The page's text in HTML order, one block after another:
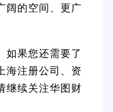
阔的空间、更广
如果您还需要了
海注册公司、资
继续关注华图财